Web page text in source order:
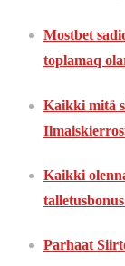
Mostbet
toplamaq
Kaikki mitä
Kaikki
Parhaat